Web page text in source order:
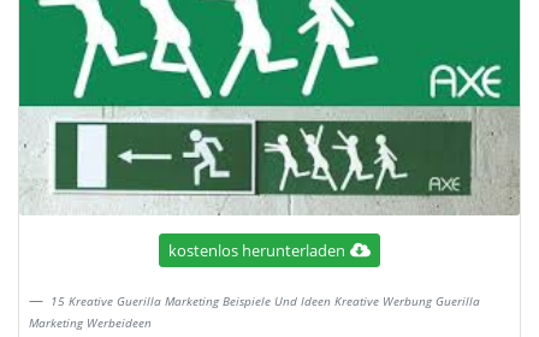
kostenlos herunterladen
15 Kreative Guerilla Marketing Beispiele Und Ideen Kreative Werbung Guerilla
Marketing Werbeideen